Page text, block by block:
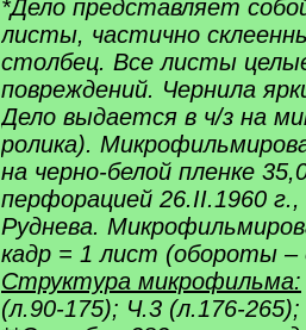
*Дело представляет
листы, частично
столбец. Все листы
повреждений. Чернила
Дело выдается в ч/з на
ролика).
на черно-белой пленке
перфорацией 26.II.1960
Руднева.
кадр = 1 лист (обороты –
Структура микрофильма:
(л.90-175); Ч.3 (л.176-